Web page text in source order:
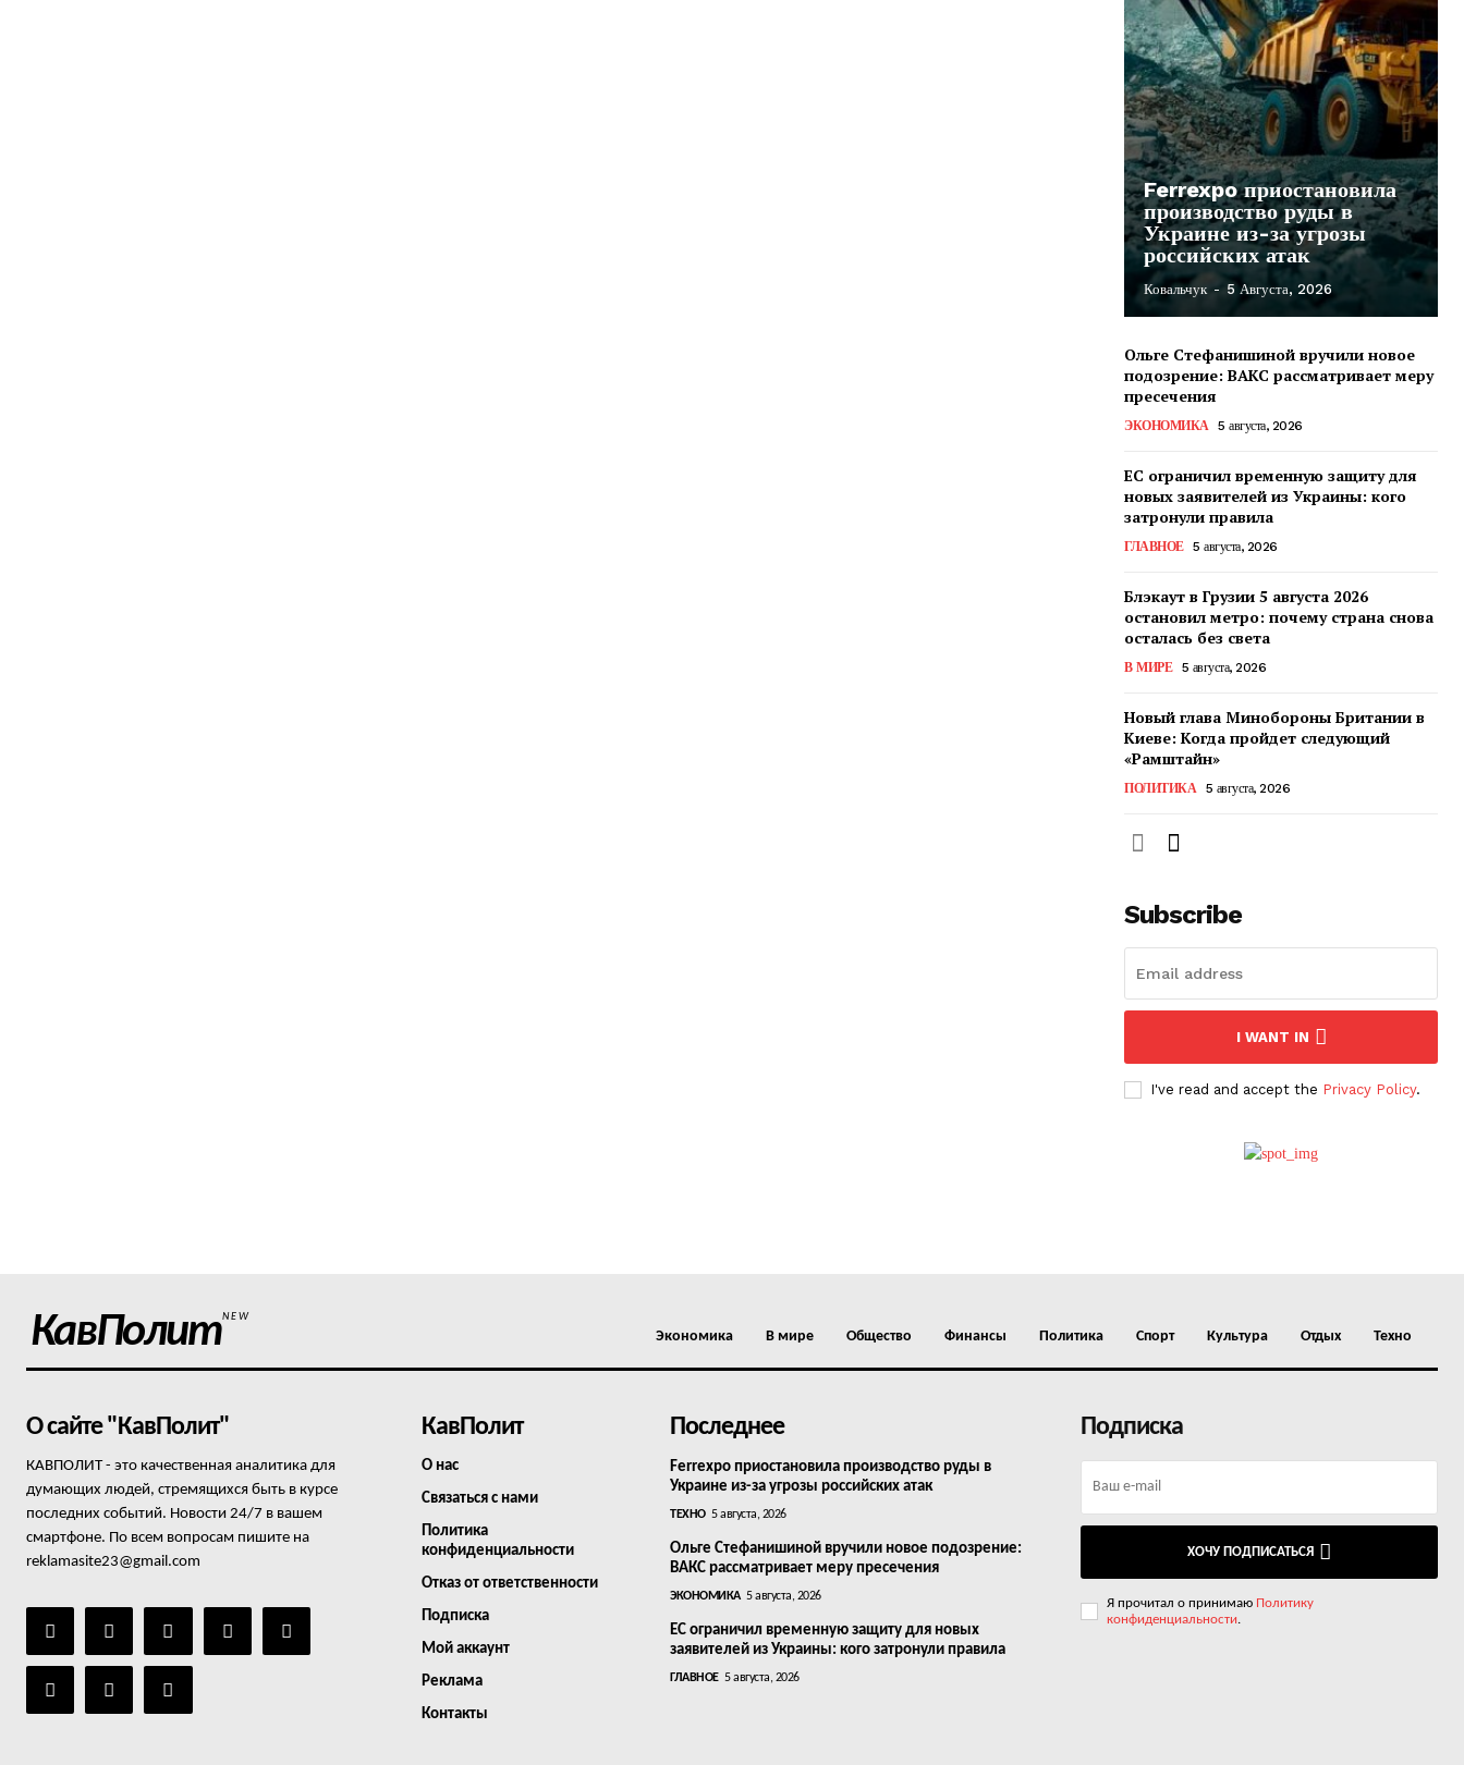
Ferrexpo приостановила
производство руды в
Украине из-за угрозы
российских атак
Ковальчук - 5 Августа, 2026
Ольге Стефанишиной вручили новое
подозрение: ВАКС рассматривает меру
пресечения
ЭКОНОМИКА 5 августа, 2026
ЕС ограничил временную защиту для
новых заявителей из Украины: кого
затронули правила
ГЛАВНОЕ 5 августа, 2026
Блэкаут в Грузии 5 августа 2026
остановил метро: почему страна снова
осталась без света
В МИРЕ 5 августа, 2026
Новый глава Минобороны Британии в
Киеве: Когда пройдет следующий
«Рамштайн»
ПОЛИТИКА 5 августа, 2026
Subscribe
I WANT IN
I've read and accept the Privacy Policy.
КавПолитNEW
Экономика В мире Общество Финансы Политика Спорт Культура Отдых Техно
О сайте "КавПолит"
КАВПОЛИТ - это качественная аналитика для
думающих людей, стремящихся быть в курсе
последних событий. Новости 24/7 в вашем
смартфоне. По всем вопросам пишите на
reklamasite23@gmail.com
КавПолит
О нас
Связаться с нами
Политика
конфиденциальности
Отказ от ответственности
Подписка
Мой аккаунт
Реклама
Контакты
Последнее
Ferrexpo приостановила производство руды в
Украине из-за угрозы российских атак
ТЕХНО 5 августа, 2026
Ольге Стефанишиной вручили новое подозрение:
ВАКС рассматривает меру пресечения
ЭКОНОМИКА 5 августа, 2026
ЕС ограничил временную защиту для новых
заявителей из Украины: кого затронули правила
ГЛАВНОЕ 5 августа, 2026
Подписка
ХОЧУ ПОДПИСАТЬСЯ
Я прочитал о принимаю Политику
конфиденциальности.